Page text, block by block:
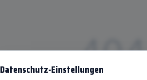
404
Datenschutz-Einstellungen